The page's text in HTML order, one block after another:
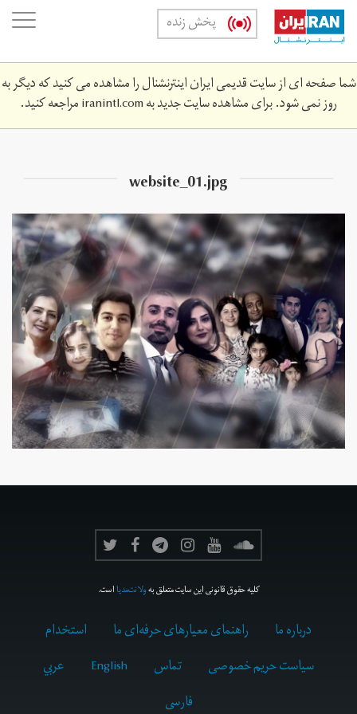
Skip
main
content
پخش زنده
شما صفحه ای از سایت قدیمی ایران اینترنشنال را مشاهده می کنید که دیگر به
روز نمی شود. برای مشاهده سایت جدید بهiranintl.comمراجعه کنید.
website_01.jpg
کلیه حقوق قانونی این سایت متعلق بهولانت‌مدیااست.
درباره ما راهنمای معیارهای حرفه‌ای ما
استخدام
سیاست حریم خصوصی
تماس English
عربي
فارسى